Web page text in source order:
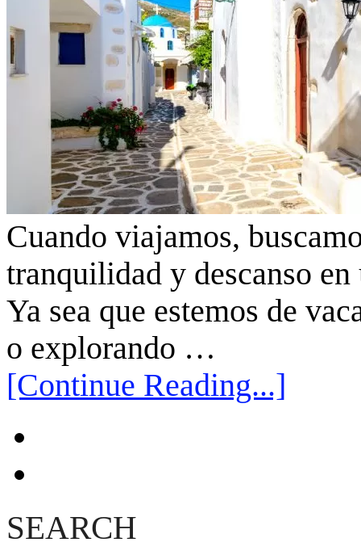
Cuando viajamos,
tranquilidad y descanso
Ya sea que estemos de
o explorando …
[Continue Reading...]
SEARCH